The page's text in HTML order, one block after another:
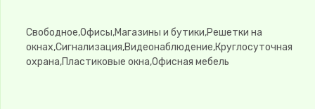
Свободное,Офисы,Магазины и бутики,Решетки на
окнах,Сигнализация,Видеонаблюдение,Круглосуточная
охрана,Пластиковые окна,Офисная мебель